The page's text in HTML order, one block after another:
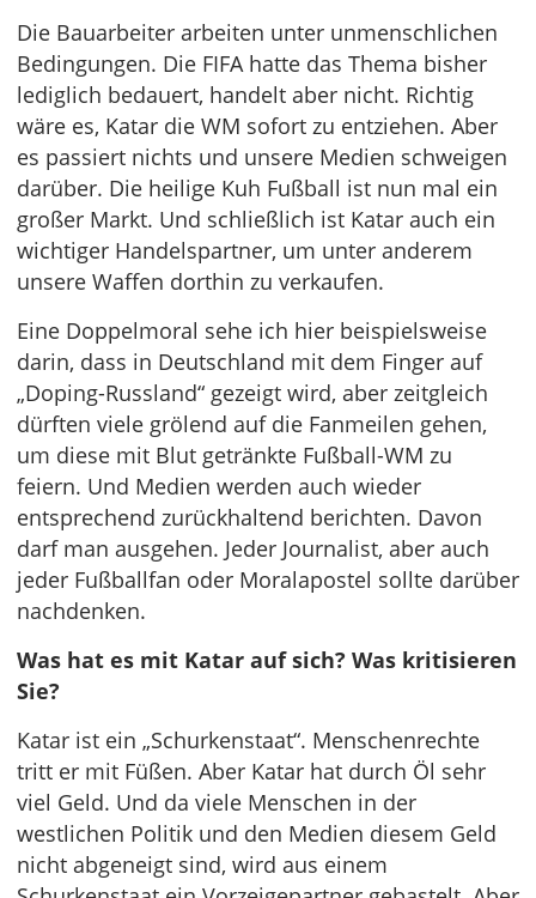
Die Bauarbeiter arbeiten unter unmenschlichen
Bedingungen. Die FIFA hatte das Thema bisher
lediglich bedauert, handelt aber nicht. Richtig
wäre es, Katar die WM sofort zu entziehen. Aber
es passiert nichts und unsere Medien schweigen
darüber. Die heilige Kuh Fußball ist nun mal ein
großer Markt. Und schließlich ist Katar auch ein
wichtiger Handelspartner, um unter anderem
unsere Waffen dorthin zu verkaufen.
Eine Doppelmoral sehe ich hier beispielsweise
darin, dass in Deutschland mit dem Finger auf
„Doping-Russland“ gezeigt wird, aber zeitgleich
dürften viele grölend auf die Fanmeilen gehen,
um diese mit Blut getränkte Fußball-WM zu
feiern. Und Medien werden auch wieder
entsprechend zurückhaltend berichten. Davon
darf man ausgehen. Jeder Journalist, aber auch
jeder Fußballfan oder Moralapostel sollte darüber
nachdenken.
Was hat es mit Katar auf sich? Was kritisieren
Sie?
Katar ist ein „Schurkenstaat“. Menschenrechte
tritt er mit Füßen. Aber Katar hat durch Öl sehr
viel Geld. Und da viele Menschen in der
westlichen Politik und den Medien diesem Geld
nicht abgeneigt sind, wird aus einem